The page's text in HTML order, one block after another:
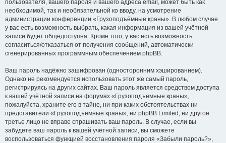
пользователя, вашего пароля и вашего адреса email, может быть как
необходимой, так и необязательной ко вводу, на усмотрение
администрации конференции «Грузоподъёмные краны». В любом случае
у вас есть возможность выбрать, какая информация из вашей учётной
записи будет общедоступна. Кроме того, у вас есть возможность
согласиться/отказаться от получения сообщений, автоматически
сгенерированных программным обеспечением phpBB.
Ваш пароль надёжно зашифрован (односторонним хэшированием).
Однако не рекомендуется использовать этот же самый пароль,
регистрируясь на других сайтах. Ваш пароль является средством доступа
к вашей учётной записи на форумах «Грузоподъёмные краны»,
пожалуйста, храните его в тайне, ни при каких обстоятельствах ни
представители «Грузоподъёмные краны», ни phpBB Limited, ни другое
третье лицо не вправе спрашивать ваш пароль. В случае, если вы
забудете ваш пароль к вашей учётной записи, вы сможете
воспользоваться функцией восстановления пароля «Забыли пароль?»,